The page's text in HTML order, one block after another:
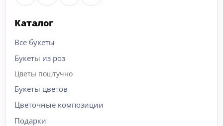
Каталог
Все букеты
Букеты из роз
Цветы поштучно
Букеты цветов
Цветочные композиции
Подарки